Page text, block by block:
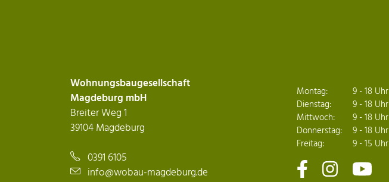
Wohnungsbaugesellschaft
Magdeburg mbH
Breiter Weg 1
39104 Magdeburg
0391 6105
info@wobau-magdeburg.de
Montag:
9 - 18 Uhr
Dienstag:
9 - 18 Uhr
Mittwoch:
9 - 18 Uhr
Donnerstag:
9 - 18 Uhr
Freitag:
9 - 15 Uhr